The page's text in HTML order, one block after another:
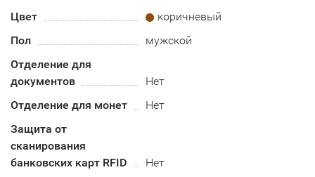
Цвет
коричневый
Пол
мужской
Отделение для
документов
Нет
Отделение для монет
Нет
Защита от
сканирования
банковских карт RFID
Нет